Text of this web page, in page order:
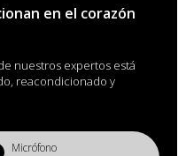
en el corazón
nuestros expertos está
reacondicionado y
Micrófono